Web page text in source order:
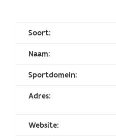
Soort:
Naam:
Sportdomein:
Adres:
Website: